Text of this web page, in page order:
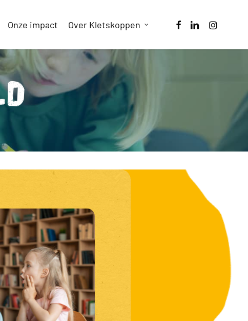
Onze impact Over Kletskoppen facebooklinkedininstagram